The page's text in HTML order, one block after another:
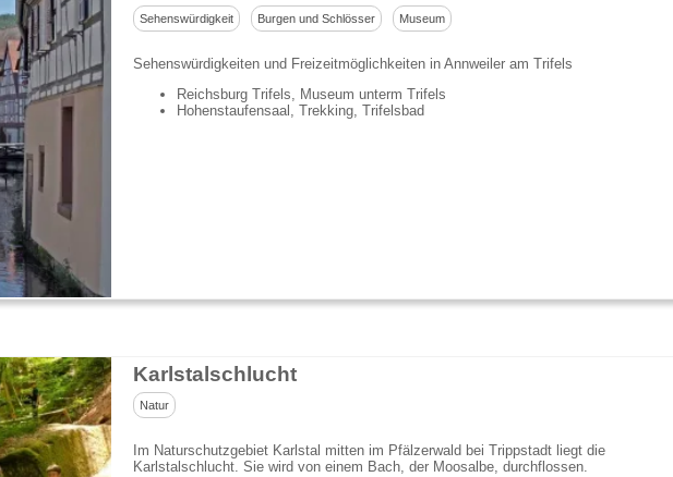
Sehenswürdigkeit Burgen und Schlösser Museum
Sehenswürdigkeiten und Freizeitmöglichkeiten in Annweiler am Trifels
Reichsburg Trifels, Museum unterm Trifels
Hohenstaufensaal, Trekking, Trifelsbad
Karlstalschlucht
Natur
Im Naturschutzgebiet Karlstal mitten im Pfälzerwald bei Trippstadt liegt die
Karlstalschlucht. Sie wird von einem Bach, der Moosalbe, durchflossen.